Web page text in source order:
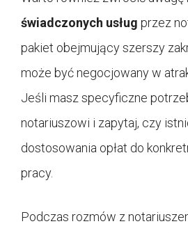
świadczonych usług przez
pakiet obejmujący szerszy
może być negocjowany w
Jeśli masz specyficzne
notariuszowi i zapytaj, czy
dostosowania opłat do
pracy.
Podczas rozmów z